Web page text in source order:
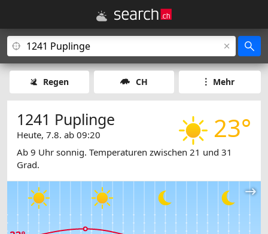
Regen CH Mehr
23°
1241 Puplinge
Heute, 7.8. ab 09:20
Ab 9 Uhr sonnig. Temperaturen zwischen 21 und 31
Grad.